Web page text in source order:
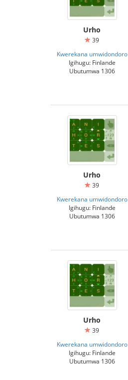
Urho
39
Kwerekana umwidondoro
Igihugu: Finlande
Ubutumwa 1306
Urho
39
Kwerekana umwidondoro
Igihugu: Finlande
Ubutumwa 1306
Urho
39
Kwerekana umwidondoro
Igihugu: Finlande
Ubutumwa 1306